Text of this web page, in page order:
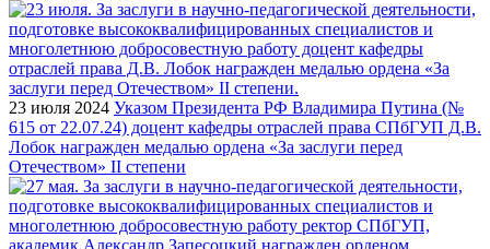
23 июля 2024 Указом Президента РФ Владимира Путина (№
615 от 22.07.24) доцент кафедры отраслей права СПбГУП Д.В.
Лобок награжден медалью ордена «За заслуги перед
Отечеством» II степени